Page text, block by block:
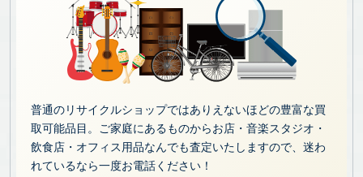
普通のリサイクルショップではありえないほどの豊富な買
取可能品目。ご家庭にあるものからお店・音楽スタジオ・
飲食店・オフィス用品なんでも査定いたしますので、迷わ
れているなら一度お電話ください！